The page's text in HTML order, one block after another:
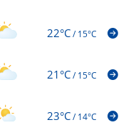
22°C/15°C
21°C/15°C
23°C/14°C